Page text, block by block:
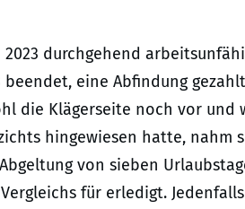
2023 durchgehend
beendet, eine Abfindung
die Klägerseite noch vor und
hingewiesen hatte, nahm
von sieben
für erledigt.